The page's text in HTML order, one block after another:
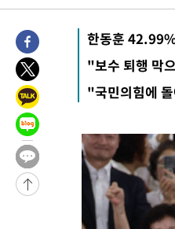
-22062초 전 >극한폭염 한풀 꺾이지
주 날씨]
-19080초 전 >
축구협회 "압수수색·
-17597초 전 >
[속보]'압수수색·성
송"
-6218초 전 >
10분 전 >
[속보]뉴욕증시 상승 마
한동훈
"보수 퇴행 막
"국민의힘에